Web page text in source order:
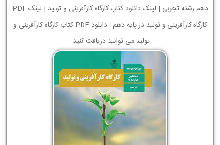
دهم رشته تجربی | لینک دانلود کتاب کارگاه کارآفرینی و تولید | لینک PDF
کارگاه کارآفرینی و تولید در پایه دهم | دانلود PDF کتاب کارگاه کارآفرینی و
تولید می توانید دریافت کنید.